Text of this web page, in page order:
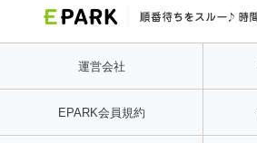
運営会社
EPARK会員規約